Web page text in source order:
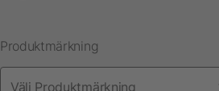
Produktmärkning